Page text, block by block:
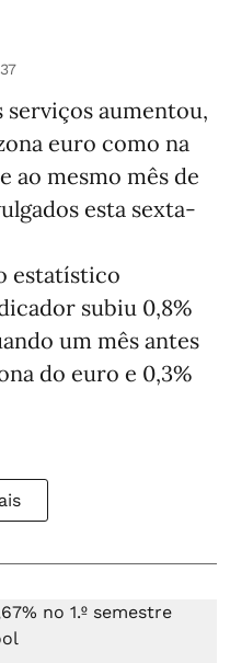
aumentou,
euro como na
ao mesmo mês de
esta sexta-
estatístico
subiu 0,8%
um mês antes
do euro e 0,3%